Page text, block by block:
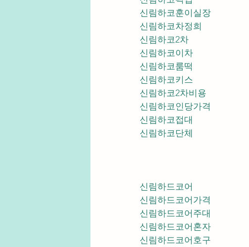
신림하코훈이실장
신림하코차정희
신림하코2차
신림하코이차
신림하코룸떡
신림하코키스
신림하코2차비용
신림하코인당가격
신림하코접대
신림하코단체
신림하드코어
신림하드코어가격
신림하드코어주대
신림하드코어혼자
신림하드코어호구